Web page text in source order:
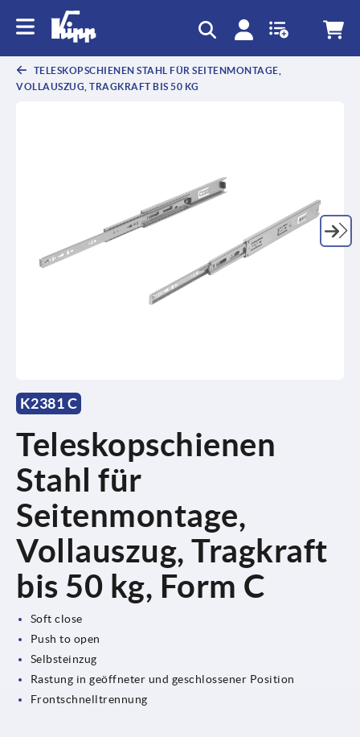
TELESKOPSCHIENEN STAHL FÜR SEITENMONTAGE,
VOLLAUSZUG, TRAGKRAFT BIS 50 KG
K2381 C
Teleskopschienen
Stahl für
Seitenmontage,
Vollauszug, Tragkraft
bis 50 kg, Form C
Soft close
Push to open
Selbsteinzug
Rastung in geöffneter und geschlossener Position
Frontschnelltrennung